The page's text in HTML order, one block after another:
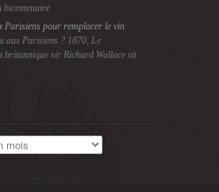
bicentenaire
Parisiens pour remplacer le vin
aux Parisiens ? 1870, Le
britannique sir Richard Wallace vit